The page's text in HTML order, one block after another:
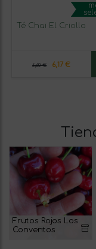
Té Chai El Criollo
6,60 € 6,17 €
Frutos Rojos Los
Conventos